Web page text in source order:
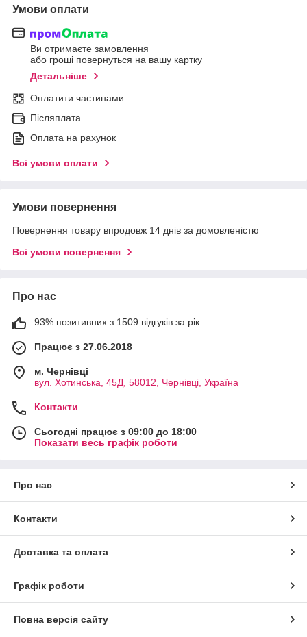
Умови оплати
Ви отримаєте замовлення
або гроші повернуться на вашу картку
Детальніше
Оплатити частинами
Післяплата
Оплата на рахунок
Всі умови оплати
Умови повернення
Повернення товару впродовж 14 днів за домовленістю
Всі умови повернення
Про нас
93% позитивних з 1509 відгуків за рік
Працює з 27.06.2018
м. Чернівці
вул. Хотинська, 45Д, 58012, Чернівці, Україна
Контакти
Сьогодні працює з 09:00 до 18:00
Показати весь графік роботи
Про нас
Контакти
Доставка та оплата
Графік роботи
Повна версія сайту